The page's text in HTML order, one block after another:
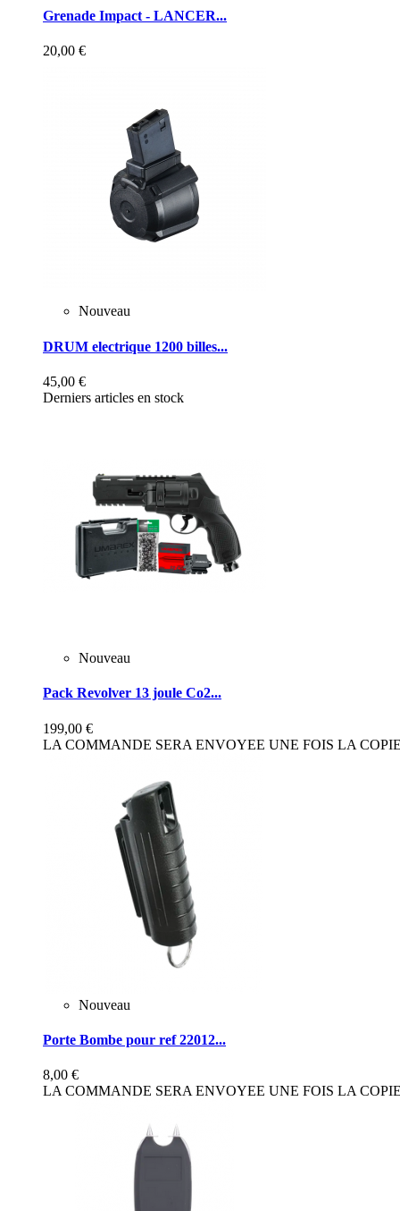
Grenade Impact - LANCER...
20,00 €
Nouveau
DRUM electrique 1200 billes...
45,00 €
Derniers articles en stock
Nouveau
Pack Revolver 13 joule Co2...
199,00 €
LA COMMANDE SERA ENVOYEE UNE FOIS LA
Nouveau
Porte Bombe pour ref 22012...
8,00 €
LA COMMANDE SERA ENVOYEE UNE FOIS LA